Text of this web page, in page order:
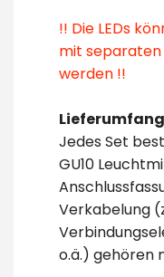
!! Die LEDs
mit
werden !!
Jedes Set
GU10
Verkabelung
o.ä.) gehören